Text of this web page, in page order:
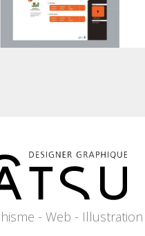
- Web - Illustration